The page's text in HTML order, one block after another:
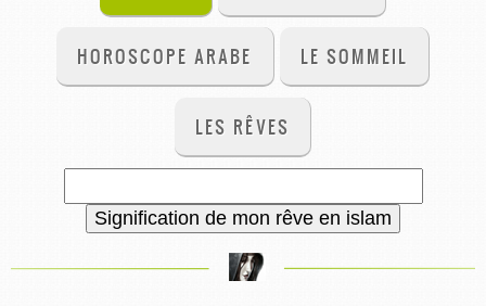
HOROSCOPE ARABE LE SOMMEIL
LES RÊVES